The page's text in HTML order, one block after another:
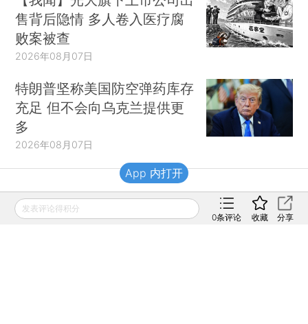
售背后隐情 多人卷入医疗腐
败案被查
2026年08月07日
特朗普坚称美国防空弹药库存
充足 但不会向乌克兰提供更
多
2026年08月07日
财新移动
发表评论得积分
0条评论 收藏 分享
App 内打开